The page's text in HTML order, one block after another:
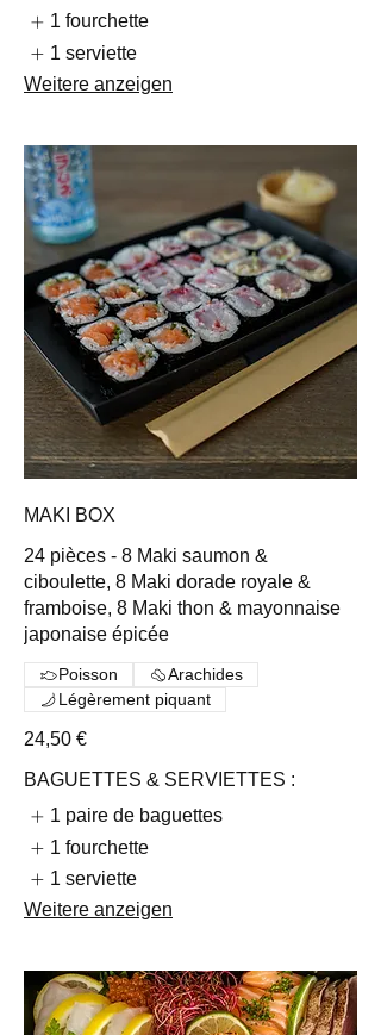
1 fourchette
1 serviette
Weitere anzeigen
MAKI BOX
24 pièces - 8 Maki saumon &
ciboulette, 8 Maki dorade royale &
framboise, 8 Maki thon & mayonnaise
japonaise épicée
24,50 €
Poisson
Arachides
Légèrement piquant
BAGUETTES & SERVIETTES :
1 paire de baguettes
1 fourchette
1 serviette
Weitere anzeigen